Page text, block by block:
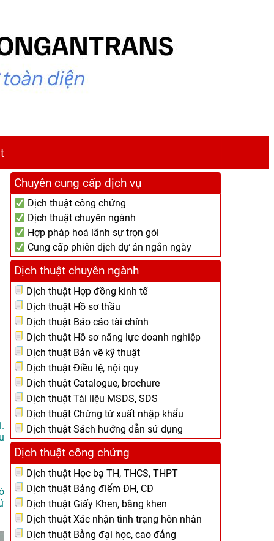
Chuyên cung cấp dịch vụ
Dịch thuật công chứng
Dịch thuật chuyên ngành
Hợp pháp hoá lãnh sự trọn gói
Cung cấp phiên dịch dự án ngắn ngày
Dịch thuật chuyên ngành
Dịch thuật Hợp đồng kinh tế
Dịch thuật Hồ sơ thầu
Dịch thuật Báo cáo tài chính
Dịch thuật Hồ sơ năng lực doanh nghiệp
Dịch thuật Bản vẽ kỹ thuật
Dịch thuật Điều lệ, nội quy
Dịch thuật Catalogue, brochure
Dịch thuật Tài liệu MSDS, SDS
Dịch thuật Chứng từ xuất nhập khẩu
Dịch thuật Sách hướng dẫn sử dụng
Dịch thuật công chứng
Dịch thuật Học bạ TH, THCS, THPT
Dịch thuật Bảng điểm ĐH, CĐ
Dịch thuật Giấy Khen, bằng khen
Dịch thuật Xác nhận tình trạng hôn nhân
Dịch thuật Bằng đại học, cao đẳng